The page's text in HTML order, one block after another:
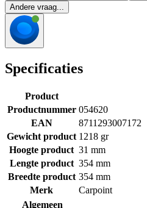
Andere vraag...
Specificaties
Product
Productnummer 054620
EAN
8711293007172
Gewicht product 1218 gr
Hoogte product 31 mm
Lengte product 354 mm
Breedte product 354 mm
Merk
Carpoint
Algemeen